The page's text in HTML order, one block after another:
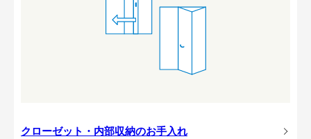
クローゼット・内部収納のお手入れ